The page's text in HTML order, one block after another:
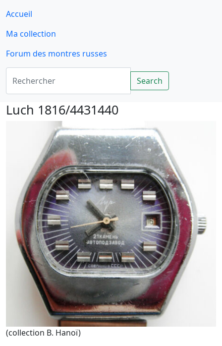
Accueil
Ma collection
Forum des montres russes
Rechercher
Search
Luch 1816/4431440
(collection B. Hanoï)